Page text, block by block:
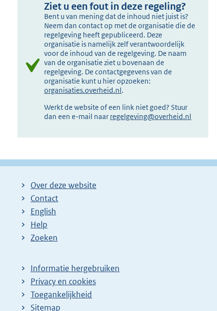
Ziet u een fout in deze regeling?
Bent u van mening dat de inhoud niet juist is?
Neem dan contact op met de organisatie die de
regelgeving heeft gepubliceerd. Deze
organisatie is namelijk zelf verantwoordelijk
voor de inhoud van de regelgeving. De naam
van de organisatie ziet u bovenaan de
regelgeving. De contactgegevens van de
organisatie kunt u hier opzoeken:
organisaties.overheid.nl.
Werkt de website of een link niet goed? Stuur
dan een e-mail naar regelgeving@overheid.nl
Over deze website
Contact
English
Help
Zoeken
Informatie hergebruiken
Privacy en cookies
Toegankelijkheid
Sitemap